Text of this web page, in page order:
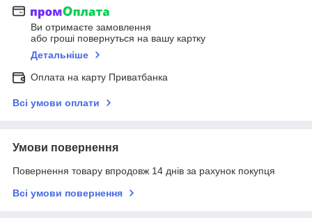
Ви отримаєте замовлення
або гроші повернуться на вашу картку
Детальніше
Оплата на карту Приватбанка
Всі умови оплати
Умови повернення
Повернення товару впродовж 14 днів за рахунок покупця
Всі умови повернення